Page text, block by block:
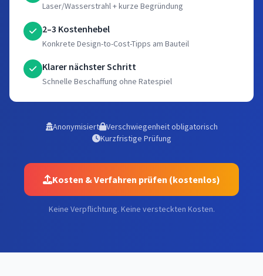
Laser/Wasserstrahl + kurze Begründung
2–3 Kostenhebel
Konkrete Design-to-Cost-Tipps am Bauteil
Klarer nächster Schritt
Schnelle Beschaffung ohne Ratespiel
Anonymisiert
Verschwiegenheit obligatorisch
Kurzfristige Prüfung
Kosten & Verfahren prüfen (kostenlos)
Keine Verpflichtung. Keine versteckten Kosten.